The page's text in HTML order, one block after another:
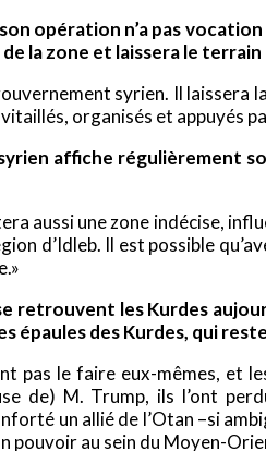
opération n’a pas
la zone et laissera le
syrien. Il laissera
organisés et appuyés
affiche régulièrement
aussi une zone indécise,
d’Idleb. Il est possible
retrouvent les Kurdes
épaules des Kurdes, qui
pas le faire eux-mêmes, et
de) M. Trump, ils l’ont
un allié de l’Otan –si
au sein du Moyen-